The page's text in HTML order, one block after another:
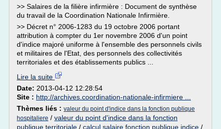
>> Salaires de la filière infirmière : Document de synthèse
du travail de la Coordination Nationale Infirmière.
>> Décret n° 2006-1283 du 19 octobre 2006 portant
attribution à compter du 1er novembre 2006 d'un point
d'indice majoré uniforme à l'ensemble des personnels civils
et militaires de l'Etat, des personnels des collectivités
territoriales et des établissements publics ...
Lire la suite
Date: 2013-04-12 12:28:54
Site : http://archives.coordination-nationale-infirmiere ...
Thèmes liés : valeur du point d'indice dans la fonction publique
hospitaliere / valeur du point d'indice dans la fonction
publique territoriale / calcul salaire fonction publique indice /